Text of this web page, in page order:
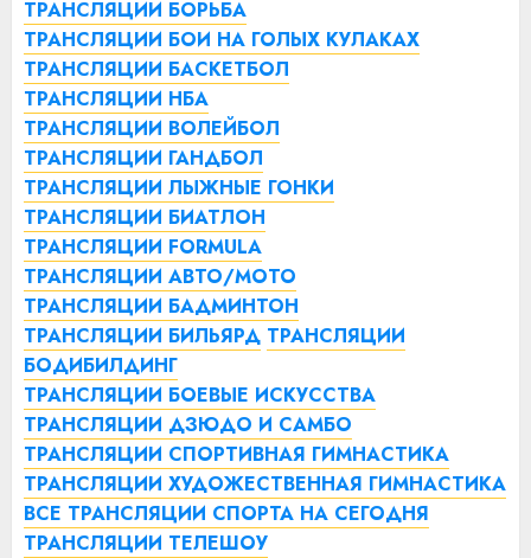
ТРАНСЛЯЦИИ БОРЬБА
ТРАНСЛЯЦИИ БОИ НА ГОЛЫХ КУЛАКАХ
ТРАНСЛЯЦИИ БАСКЕТБОЛ
ТРАНСЛЯЦИИ НБА
ТРАНСЛЯЦИИ ВОЛЕЙБОЛ
ТРАНСЛЯЦИИ ГАНДБОЛ
ТРАНСЛЯЦИИ ЛЫЖНЫЕ ГОНКИ
ТРАНСЛЯЦИИ БИАТЛОН
ТРАНСЛЯЦИИ FORMULA
ТРАНСЛЯЦИИ АВТО/МОТО
ТРАНСЛЯЦИИ БАДМИНТОН
ТРАНСЛЯЦИИ БИЛЬЯРД ТРАНСЛЯЦИИ
БОДИБИЛДИНГ
ТРАНСЛЯЦИИ БОЕВЫЕ ИСКУССТВА
ТРАНСЛЯЦИИ ДЗЮДО И САМБО
ТРАНСЛЯЦИИ СПОРТИВНАЯ ГИМНАСТИКА
ТРАНСЛЯЦИИ ХУДОЖЕСТВЕННАЯ ГИМНАСТИКА
ВСЕ ТРАНСЛЯЦИИ СПОРТА НА СЕГОДНЯ
ТРАНСЛЯЦИИ ТЕЛЕШОУ